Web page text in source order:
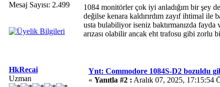
Mesaj Sayısı: 2.499
1084 monitörler çok iyi anladığım bir şey
değilse kenara kaldırırdım zayıf ihtimal
usta bulabiliyor iseniz baktırmanızda
arızası olabilir ancak eht trafosu gibi zorlu
HkRecai
Uzman
Ynt: Commodore 1084S-D2 bozuldu
« Yanıtla #2 : Aralık 07, 2025, 17:15:54